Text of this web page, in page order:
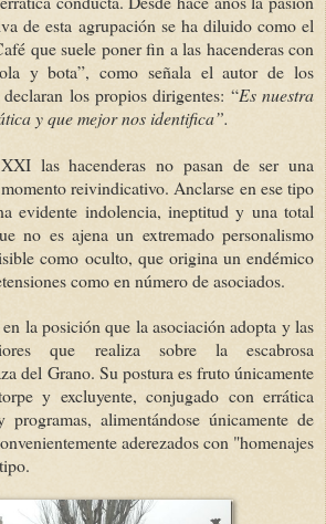
de esta agrupación se ha diluido como el
que suele poner fin a las hacenderas con
y bota”, como señala el autor de los
los propios dirigentes: “Es nuestra
y que mejor nos identifica”.
las hacenderas no pasan de ser una
reivindicativo. Anclarse en ese tipo
evidente indolencia, ineptitud y una total
no es ajena un extremado personalismo
como oculto, que origina un endémico
como en número de asociados.
la posición que la asociación adopta y las
que realiza sobre la escabrosa
del Grano. Su postura es fruto únicamente
y excluyente, conjugado con errática
alimentándose únicamente de
aderezados con "homenajes